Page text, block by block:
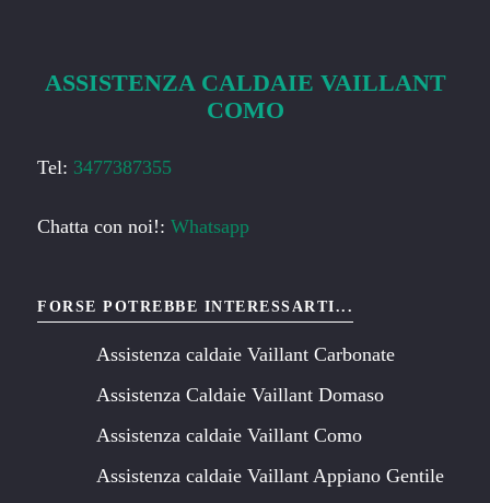
ASSISTENZA CALDAIE VAILLANT
COMO
Tel: 3477387355
Chatta con noi!: Whatsapp
FORSE POTREBBE INTERESSARTI...
Assistenza caldaie Vaillant Carbonate
Assistenza Caldaie Vaillant Domaso
Assistenza caldaie Vaillant Como
Assistenza caldaie Vaillant Appiano Gentile